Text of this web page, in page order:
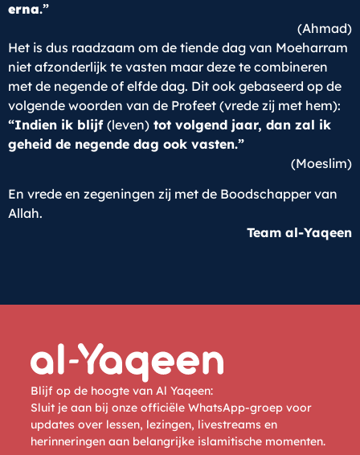
erna.”
(Ahmad)
Het is dus raadzaam om de tiende dag van Moeharram
niet afzonderlijk te vasten maar deze te combineren
met de negende of elfde dag. Dit ook gebaseerd op de
volgende woorden van de Profeet (vrede zij met hem):
“Indien ik blijf (leven) tot volgend jaar, dan zal ik
geheid de negende dag ook vasten.”
(Moeslim)
En vrede en zegeningen zij met de Boodschapper van
Allah.
Team al-Yaqeen
Blijf op de hoogte van Al Yaqeen:
Sluit je aan bij onze officiële WhatsApp-groep voor
updates over lessen, lezingen, livestreams en
herinneringen aan belangrijke islamitische momenten.